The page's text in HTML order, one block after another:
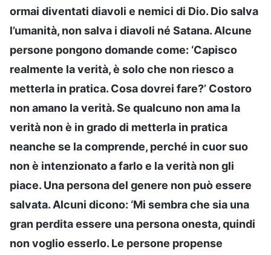
ormai diventati diavoli e nemici di Dio. Dio salva
l’umanità, non salva i diavoli né Satana. Alcune
persone pongono domande come: ‘Capisco
realmente la verità, è solo che non riesco a
metterla in pratica. Cosa dovrei fare?’ Costoro
non amano la verità. Se qualcuno non ama la
verità non è in grado di metterla in pratica
neanche se la comprende, perché in cuor suo
non è intenzionato a farlo e la verità non gli
piace. Una persona del genere non può essere
salvata. Alcuni dicono: ‘Mi sembra che sia una
gran perdita essere una persona onesta, quindi
non voglio esserlo. Le persone propense